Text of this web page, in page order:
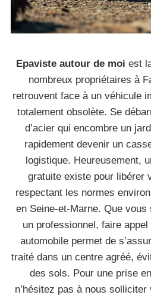
Epaviste autour de moi est
nombreux propriétaires à
retrouvent face à un véhicule
totalement obsolète. Se
d’acier qui encombre un
rapidement devenir un
logistique. Heureusement,
gratuite existe pour libérer
respectant les normes
en Seine-et-Marne. Que
un professionnel, faire
automobile permet de
traité dans un centre agréé,
des sols. Pour une prise
n’hésitez pas à nous solliciter